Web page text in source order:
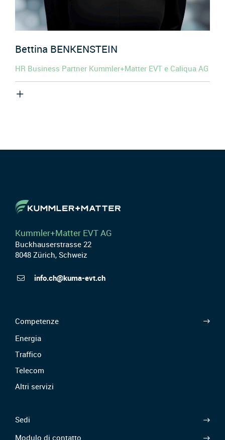
Bettina BENKENSTEIN
HR Business Partner Kummler+Matter EVT e Caliqua AG
Kummler+Matter EVT AG
Buckhauserstrasse 22
8048 Zürich, Schweiz
info.ch@kuma-evt.ch
Competenze
Energia
Traffico
Telecom
Altri servizi
Sedi
Modulo di contatto